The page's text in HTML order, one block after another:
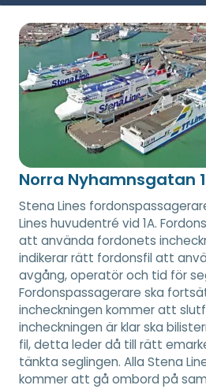
Norra Nyhamnsgatan
Stena Lines
Lines huvudentré vid 1A.
att använda fordonets
indikerar rätt fordonsfil att
avgång, operatör och tid för
Fordonspassagerare ska
incheckningen kommer att
incheckningen är klar ska
fil, detta leder då till rätt
tänkta seglingen. Alla Stena
kommer att gå ombord på